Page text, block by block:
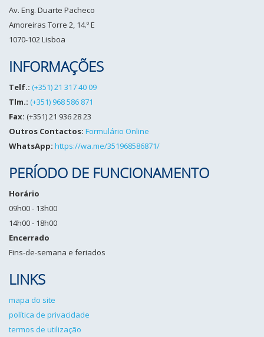
Av. Eng. Duarte Pacheco
Amoreiras Torre 2, 14.º E
1070-102 Lisboa
INFORMAÇÕES
Telf.: (+351) 21 317 40 09
Tlm.: (+351) 968 586 871
Fax: (+351) 21 936 28 23
Outros Contactos: Formulário Online
WhatsApp: https://wa.me/351968586871/
PERÍODO DE FUNCIONAMENTO
Horário
09h00 - 13h00
14h00 - 18h00
Encerrado
Fins-de-semana e feriados
LINKS
mapa do site
política de privacidade
termos de utilização